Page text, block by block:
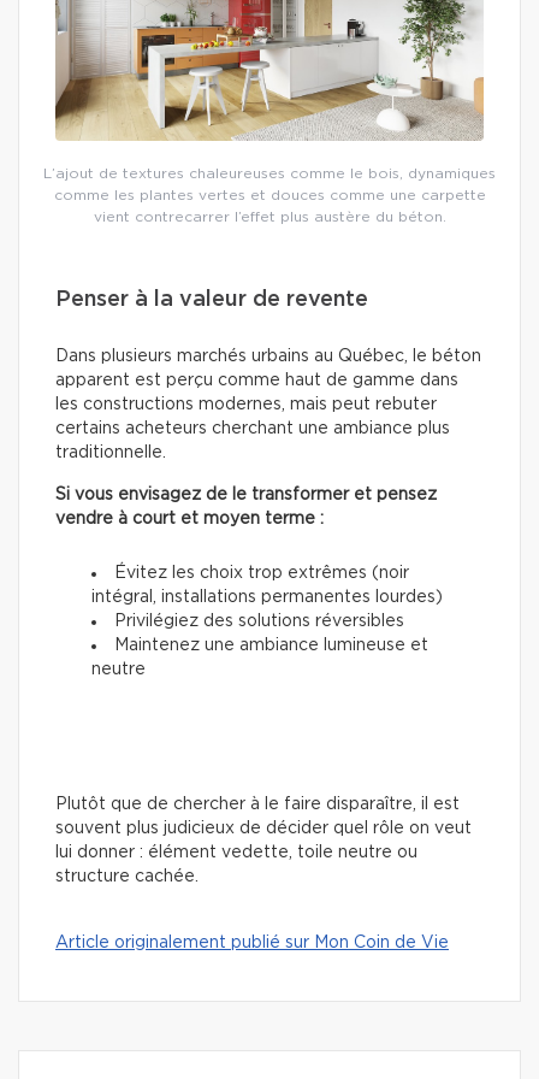
L’ajout de textures chaleureuses comme le bois, dynamiques
comme les plantes vertes et douces comme une carpette
vient contrecarrer l’effet plus austère du béton.
Penser à la valeur de revente
Dans plusieurs marchés urbains au Québec, le béton
apparent est perçu comme haut de gamme dans
les constructions modernes, mais peut rebuter
certains acheteurs cherchant une ambiance plus
traditionnelle.
Si vous envisagez de le transformer et pensez
vendre à court et moyen terme :
Évitez les choix trop extrêmes (noir
intégral, installations permanentes lourdes)
Privilégiez des solutions réversibles
Maintenez une ambiance lumineuse et
neutre
Plutôt que de chercher à le faire disparaître, il est
souvent plus judicieux de décider quel rôle on veut
lui donner : élément vedette, toile neutre ou
structure cachée.
Article originalement publié sur Mon Coin de Vie